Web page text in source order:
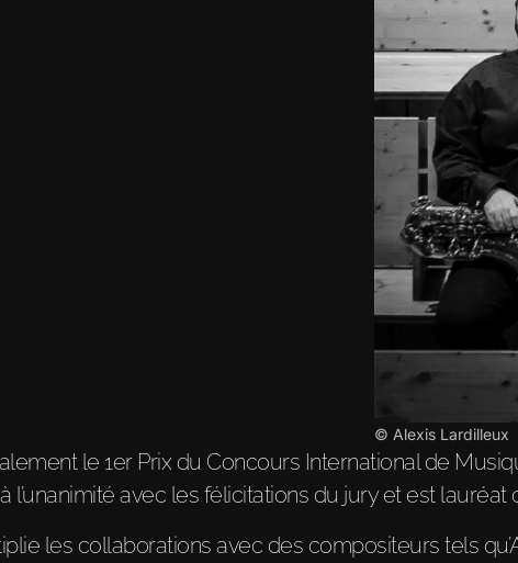
© Alexis Lardilleux
le 1er Prix du Concours International de
l’unanimité avec les félicitations du jury et est
les collaborations avec des compositeurs tels